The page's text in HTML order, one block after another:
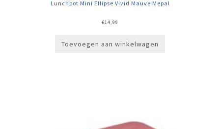
Lunchpot Mini Ellipse Vivid Mauve Mepal
€14,99
Toevoegen aan winkelwagen